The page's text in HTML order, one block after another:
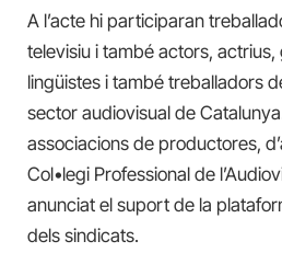
A l’acte hi participaran
televisiu i també actors,
lingüistes i també treballadors
sector audiovisual de
associacions de productores,
Col•legi Professional de
anunciat el suport de la
dels sindicats.